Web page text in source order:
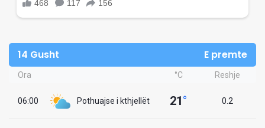
14 Gusht E premte
Ora °C Reshje
06:00 Pothuajse i kthjellët 21° 0.2